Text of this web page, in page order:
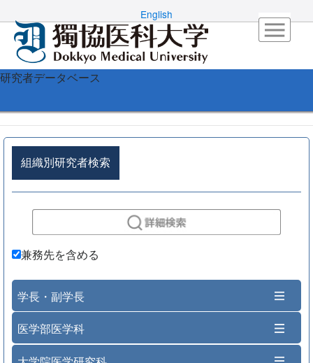
English
研究者データベース
組織別研究者検索
兼務先を含める
学長・副学長
医学部医学科